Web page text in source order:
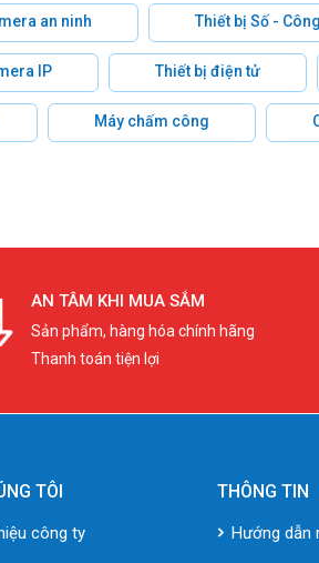
an ninh Thiết bị Số -
IP Thiết bị điện tử
Máy chấm công
AN TÂM KHI MUA SẮM
Sản phẩm, hàng hóa chính hãng
Thanh toán tiện lợi
TÔI
công ty
THÔNG TIN
Hướng dẫn